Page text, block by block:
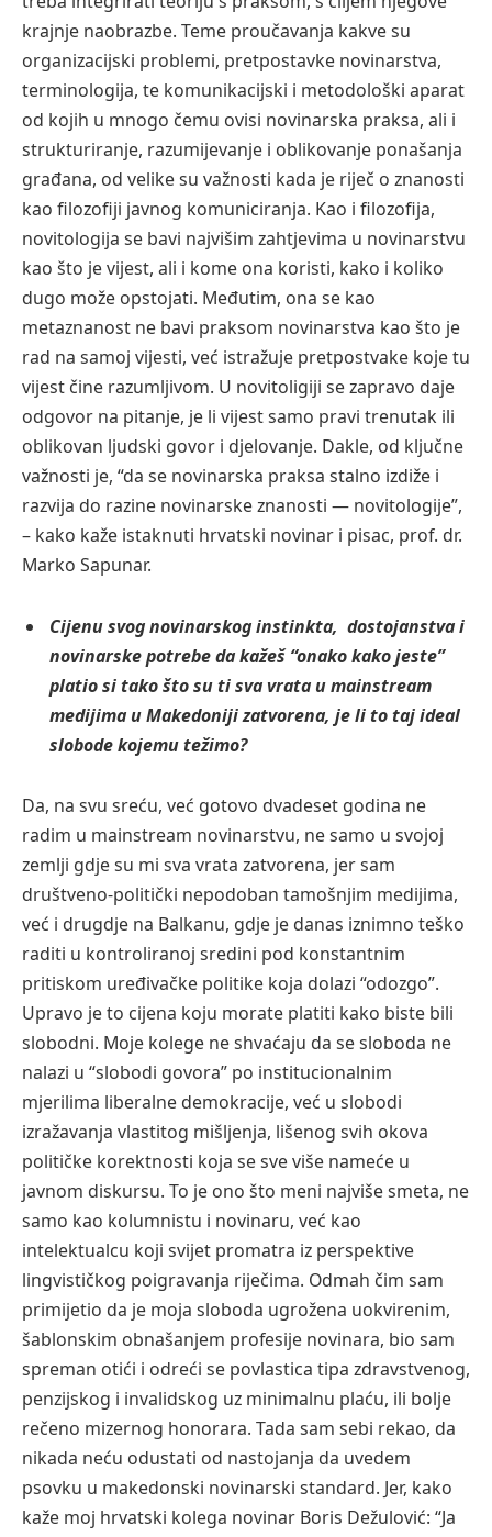
krajnje naobrazbe. Teme proučavanja kakve su
organizacijski problemi, pretpostavke novinarstva,
terminologija, te komunikacijski i metodološki aparat
od kojih u mnogo čemu ovisi novinarska praksa, ali i
strukturiranje, razumijevanje i oblikovanje ponašanja
građana, od velike su važnosti kada je riječ o znanosti
kao filozofiji javnog komuniciranja. Kao i filozofija,
novitologija se bavi najvišim zahtjevima u novinarstvu
kao što je vijest, ali i kome ona koristi, kako i koliko
dugo može opstojati. Međutim, ona se kao
metaznanost ne bavi praksom novinarstva kao što je
rad na samoj vijesti, već istražuje pretpostvake koje tu
vijest čine razumljivom. U novitoligiji se zapravo daje
odgovor na pitanje, je li vijest samo pravi trenutak ili
oblikovan ljudski govor i djelovanje. Dakle, od ključne
važnosti je, “da se novinarska praksa stalno izdiže i
razvija do razine novinarske znanosti — novitologije”,
– kako kaže istaknuti hrvatski novinar i pisac, prof. dr.
Marko Sapunar.
Cijenu svog novinarskog instinkta, dostojanstva i
novinarske potrebe da kažeš “onako kako jeste”
platio si tako što su ti sva vrata u mainstream
medijima u Makedoniji zatvorena, je li to taj ideal
slobode kojemu težimo?
Da, na svu sreću, već gotovo dvadeset godina ne
radim u mainstream novinarstvu, ne samo u svojoj
zemlji gdje su mi sva vrata zatvorena, jer sam
društveno-politički nepodoban tamošnjim medijima,
već i drugdje na Balkanu, gdje je danas iznimno teško
raditi u kontroliranoj sredini pod konstantnim
pritiskom uređivačke politike koja dolazi “odozgo”.
Upravo je to cijena koju morate platiti kako biste bili
slobodni. Moje kolege ne shvaćaju da se sloboda ne
nalazi u “slobodi govora” po institucionalnim
mjerilima liberalne demokracije, već u slobodi
izražavanja vlastitog mišljenja, lišenog svih okova
političke korektnosti koja se sve više nameće u
javnom diskursu. To je ono što meni najviše smeta, ne
samo kao kolumnistu i novinaru, već kao
intelektualcu koji svijet promatra iz perspektive
lingvističkog poigravanja riječima. Odmah čim sam
primijetio da je moja sloboda ugrožena uokvirenim,
šablonskim obnašanjem profesije novinara, bio sam
spreman otići i odreći se povlastica tipa zdravstvenog,
penzijskog i invalidskog uz minimalnu plaću, ili bolje
rečeno mizernog honorara. Tada sam sebi rekao, da
nikada neću odustati od nastojanja da uvedem
psovku u makedonski novinarski standard. Jer, kako
kaže moj hrvatski kolega novinar Boris Dežulović: “Ja